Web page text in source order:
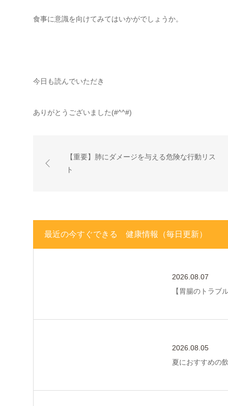
食事に意識を向けてみてはいかがでしょうか。
今日も読んでいただき
ありがとうございました(#^^#)
【重要】肺にダメージを与える危険な行動リス
ト
最近の今すぐできる 健康情報（毎日更新）
2026.08.07
【胃腸のトラブ
2026.08.05
夏におすすめの